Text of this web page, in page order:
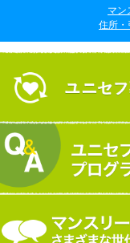
マン
住所・